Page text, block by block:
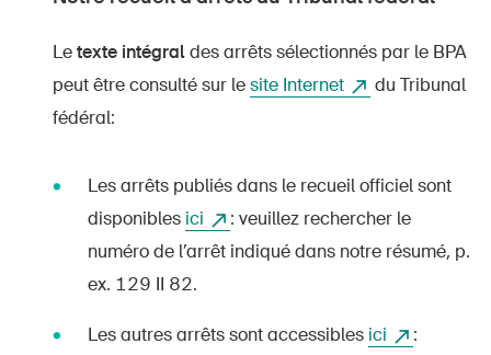
FR IT EN
S'abonner à la newsletter
Letexte intégraldes arrêts sélectionnés par le BPA
peut être consulté sur lesite Internet
du Tribunal
fédéral:
Les arrêts publiés dans le recueil officiel sont
disponibles ici
: veuillez rechercher le
numéro de l’arrêt indiqué dans notre résumé, p.
ex. 129 II 82.
Les autres arrêts sont accessibles ici
: